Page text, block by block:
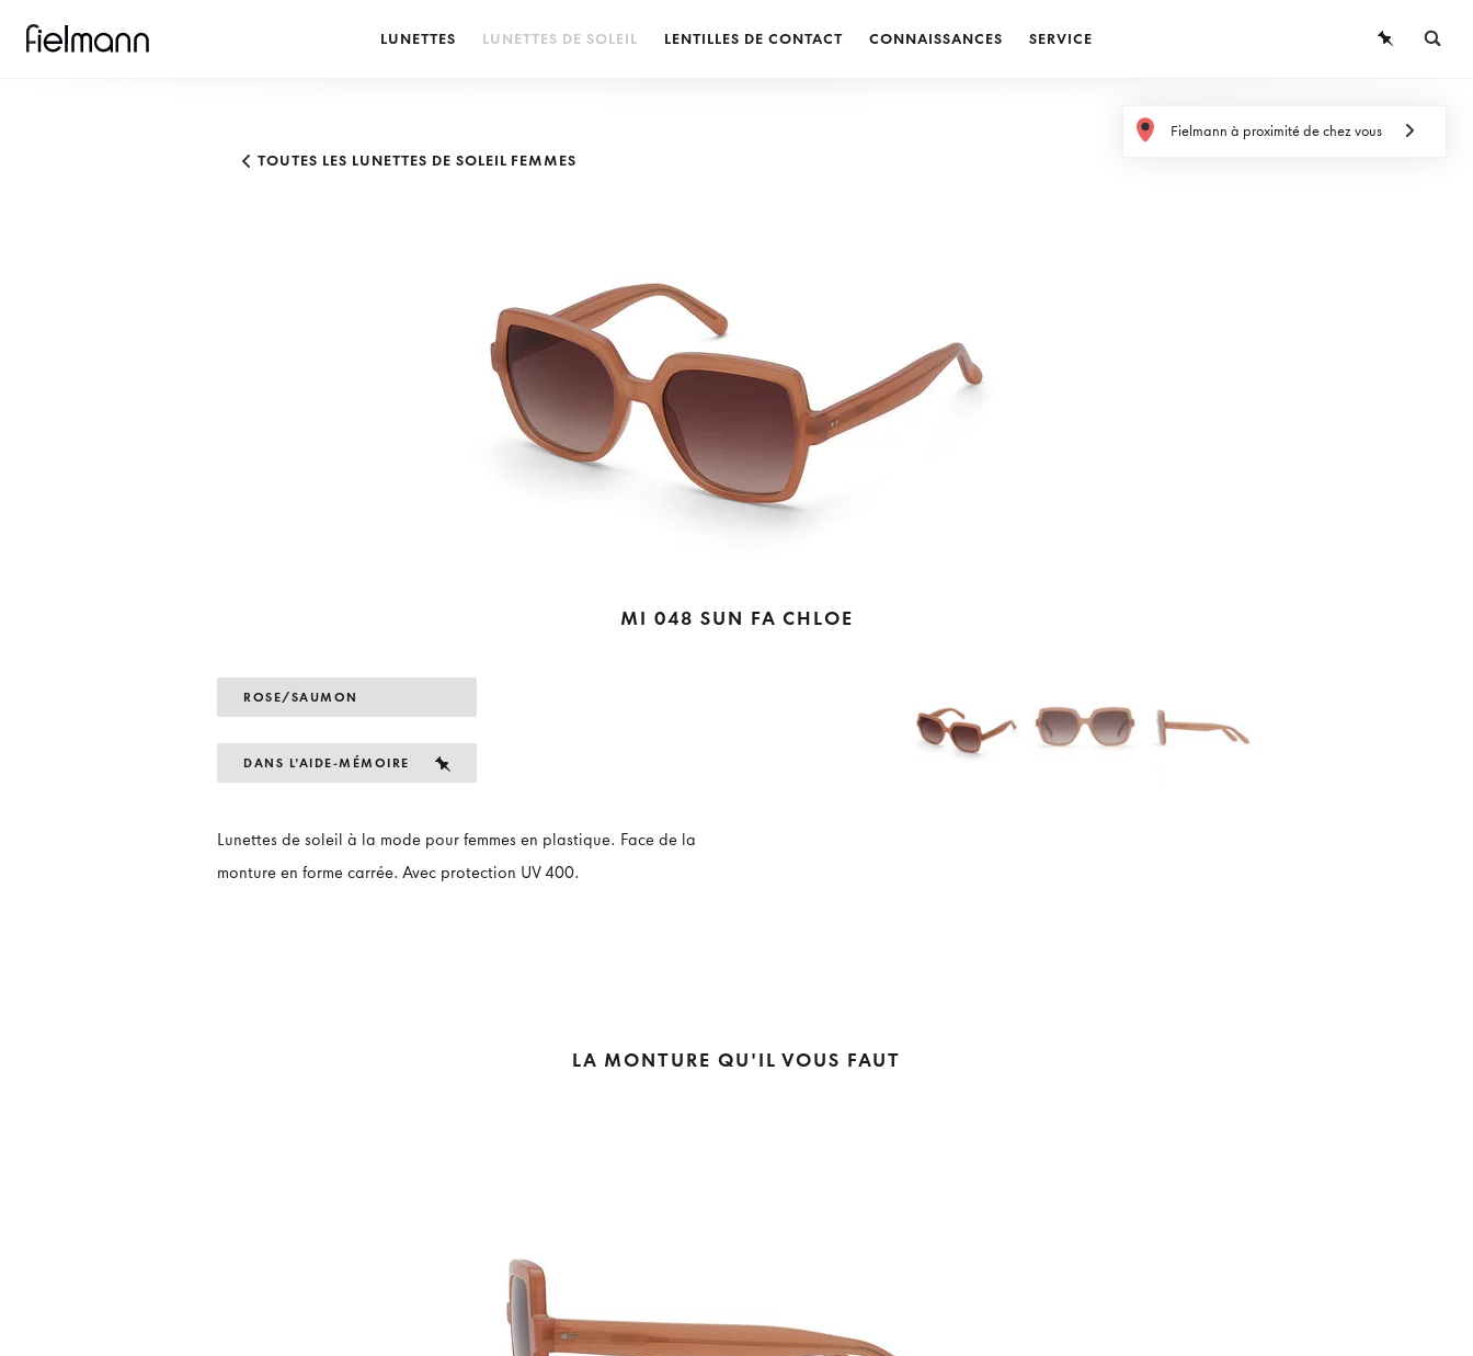
LUNETTES LUNETTES DE SOLEIL LENTILLES DE CONTACT CONNAISSANCES SERVICE
Fielmann à proximité de chez vous
TOUTES LES LUNETTES DE SOLEIL FEMMES
MI 048 SUN FA CHLOE
ROSE/SAUMON
DANS L'AIDE-MÉMOIRE
Lunettes de soleil à la mode pour femmes en plastique. Face de la
monture en forme carrée. Avec protection UV 400.
LA MONTURE QU'IL VOUS FAUT